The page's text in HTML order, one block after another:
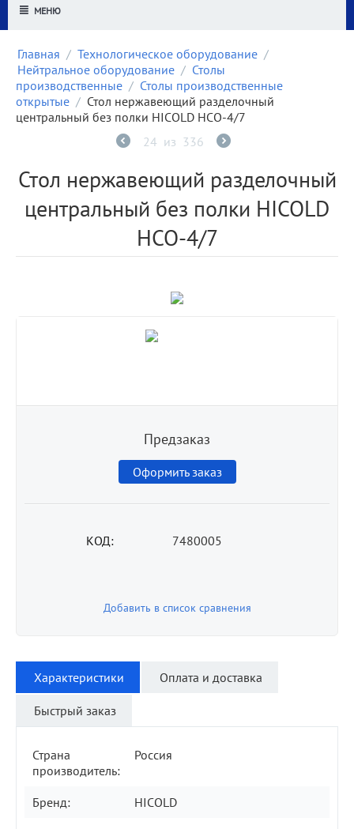
МЕНЮ
Главная / Технологическое оборудование /
Нейтральное оборудование / Столы
производственные / Столы производственные
открытые / Стол нержавеющий разделочный
центральный без полки HICOLD НСО-4/7
24 из 336
Стол нержавеющий разделочный
центральный без полки HICOLD
НСО-4/7
Предзаказ
Оформить заказ
КОД: 7480005
Добавить в список сравнения
Характеристики Оплата и доставка
Быстрый заказ
Страна
производитель:
Россия
Бренд: HICOLD